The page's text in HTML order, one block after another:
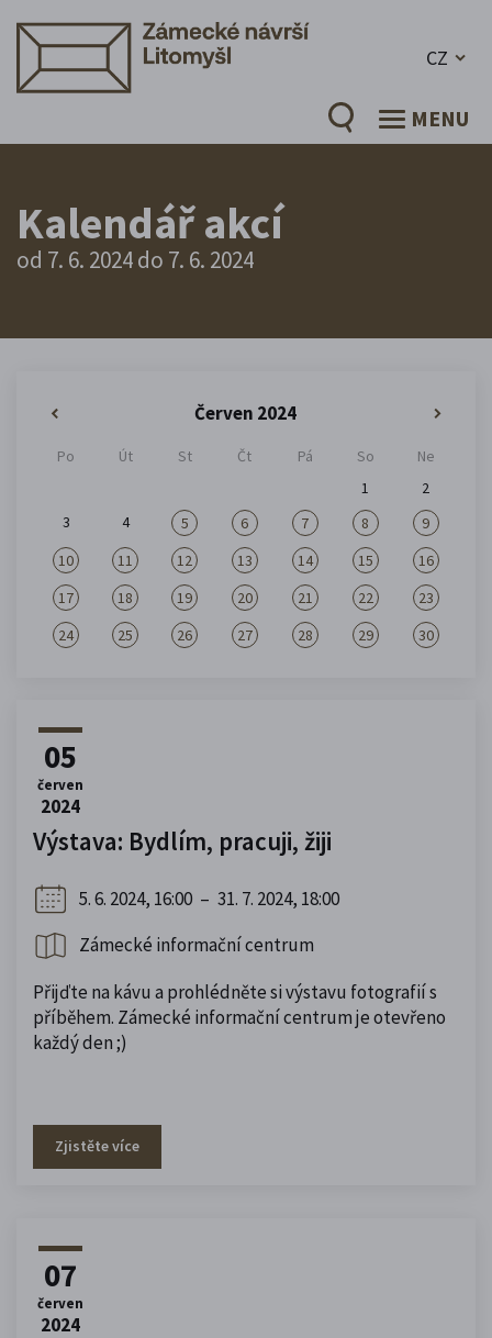
CZ
MENU
Kalendář akcí
od 7. 6. 2024 do 7. 6. 2024
Červen 2024
Po Út St Čt Pá So
Ne
1
2
3
4 5 6 7 8
9
10
11 12 13 14 15
16
17
18 19 20 21 22
23
24
25 26 27 28 29 30
05
červen
2024
Výstava: Bydlím, pracuji, žiji
5. 6. 2024, 16:00 – 31. 7. 2024, 18:00
Zámecké informační centrum
Přijďte na kávu a prohlédněte si výstavu fotografií s
příběhem. Zámecké informační centrum je otevřeno
každý den ;)
Zjistěte více
07
červen
2024